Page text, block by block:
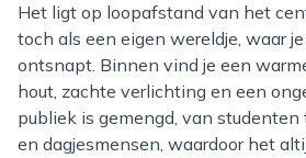
Het ligt op loopafstand van het
toch als een eigen wereldje, waar
ontsnapt. Binnen vind je een
hout, zachte verlichting en een
publiek is gemengd, van
en dagjesmensen, waardoor het